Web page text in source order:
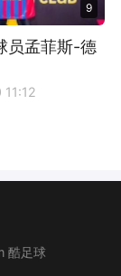
9
员孟菲斯-德
酷足球